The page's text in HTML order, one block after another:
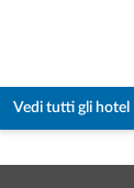
Vedi tutti gli hotel